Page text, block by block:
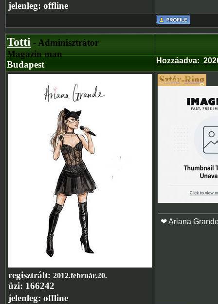
jelenleg: offline
Totti- Adminisztrátor
Magazin man
Budapest
Hozzáadva:
regisztrált: 2012.február.20.
üzi: 166242
jelenleg: offline
❤ Ariana